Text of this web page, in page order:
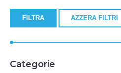
FILTRA AZZERA FILTRI
Categorie